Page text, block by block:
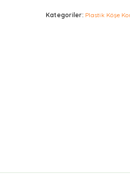
Kategoriler: Plastik Köşe